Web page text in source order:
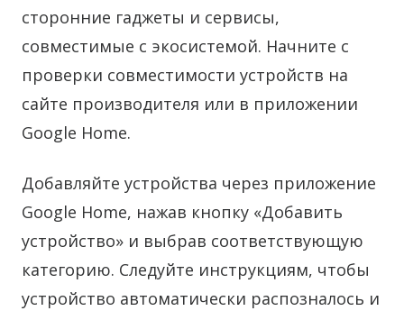
сторонние гаджеты и сервисы,
совместимые с экосистемой. Начните с
проверки совместимости устройств на
сайте производителя или в приложении
Google Home.
Добавляйте устройства через приложение
Google Home, нажав кнопку «Добавить
устройство» и выбрав соответствующую
категорию. Следуйте инструкциям, чтобы
устройство автоматически распозналось и